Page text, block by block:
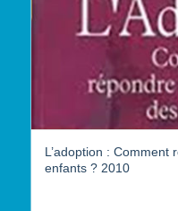
L’adoption : Comment
enfants ? 2010